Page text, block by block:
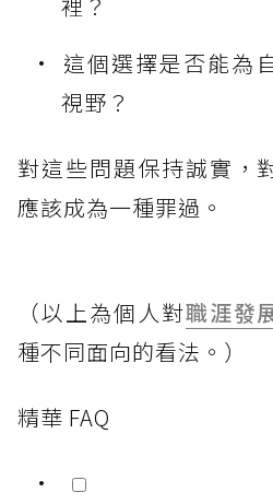
這個選擇是否能為
視野？
對這些問題保持誠實，
應該成為一種罪過。
（以上為個人對職涯發
種不同面向的看法。）
精華 FAQ